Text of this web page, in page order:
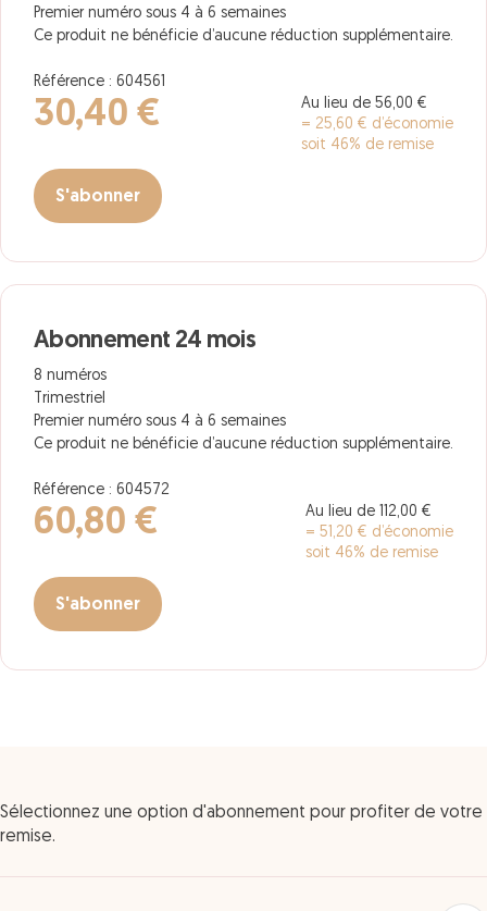
Premier numéro sous 4 à 6 semaines
Ce produit ne bénéficie d’aucune réduction supplémentaire.
Référence : 604561
30,40 €
Au lieu de 56,00 €
= 25,60 € d’économie
soit 46% de remise
S'abonner
Abonnement 24 mois
8 numéros
Trimestriel
Premier numéro sous 4 à 6 semaines
Ce produit ne bénéficie d’aucune réduction supplémentaire.
Référence : 604572
60,80 €
Au lieu de 112,00 €
= 51,20 € d’économie
soit 46% de remise
S'abonner
Sélectionnez une option d'abonnement pour profiter de votre
remise.